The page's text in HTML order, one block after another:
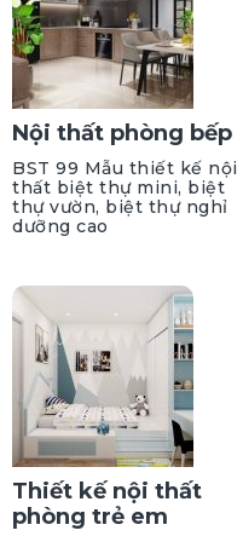
Nội thất phòng bếp
BST 99 Mẫu thiết kế nội
thất biệt thự mini, biệt
thự vườn, biệt thự nghỉ
dưỡng cao
Thiết kế nội thất
phòng trẻ em